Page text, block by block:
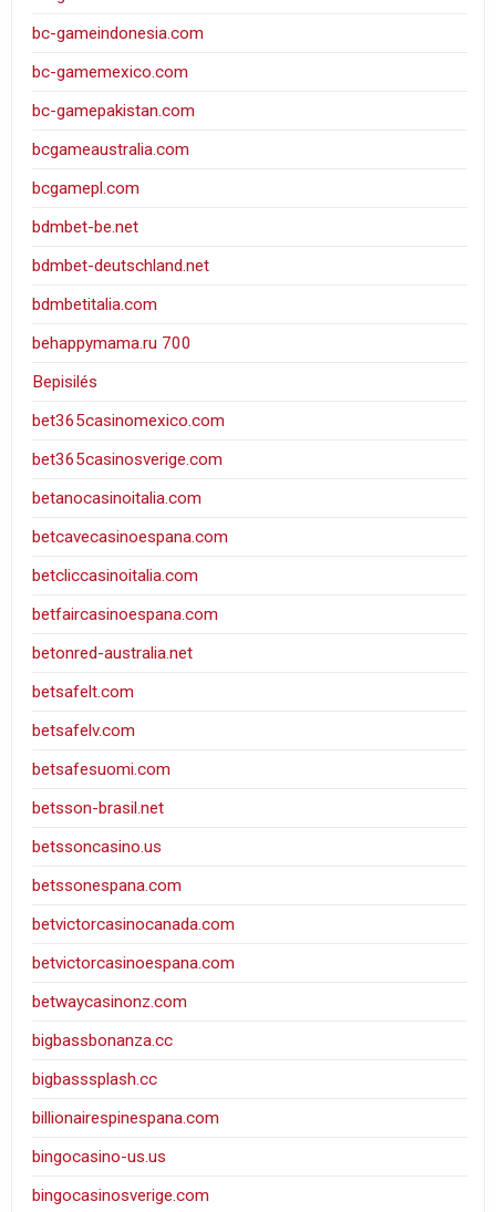
bc-gameindonesia.com
bc-gamemexico.com
bc-gamepakistan.com
bcgameaustralia.com
bcgamepl.com
bdmbet-be.net
bdmbet-deutschland.net
bdmbetitalia.com
behappymama.ru 700
Bepisilés
bet365casinomexico.com
bet365casinosverige.com
betanocasinoitalia.com
betcavecasinoespana.com
betcliccasinoitalia.com
betfaircasinoespana.com
betonred-australia.net
betsafelt.com
betsafelv.com
betsafesuomi.com
betsson-brasil.net
betssoncasino.us
betssonespana.com
betvictorcasinocanada.com
betvictorcasinoespana.com
betwaycasinonz.com
bigbassbonanza.cc
bigbasssplash.cc
billionairespinespana.com
bingocasino-us.us
bingocasinosverige.com